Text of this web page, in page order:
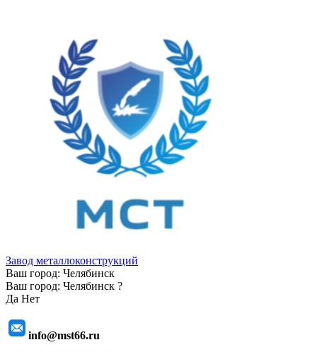
Завод металлоконструкций
Ваш город: Челябинск
Ваш город: Челябинск ?
Да Нет
info@mst66.ru